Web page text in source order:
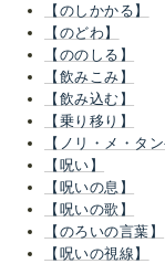
【のしかかる】
【のどわ】
【ののしる】
【飲みこみ】
【飲み込む】
【乗り移り】
【ノリ・メ・タン
【呪い】
【呪いの息】
【呪いの歌】
【のろいの言葉】
【呪いの視線】